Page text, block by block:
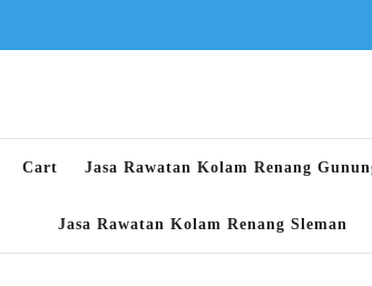
Cart Jasa Rawatan Kolam Renang
Jasa Rawatan Kolam Renang Sleman